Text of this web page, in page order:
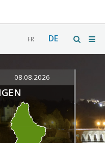
FR DE
08.08.2026